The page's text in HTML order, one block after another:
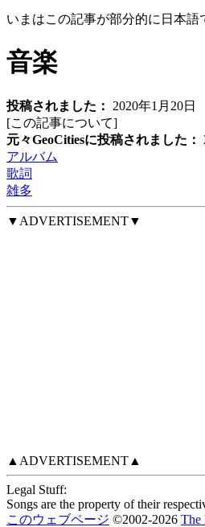
いまはこの記事が部分的に日本語
音楽
投稿されました：
2020年1月20日
[この記事について]
元々GeoCitiesに投稿されました：
アルバム
歌詞
雑多
▼ADVERTISEMENT▼
▲ADVERTISEMENT▲
Legal Stuff:
Songs are the property of their
このウェブページ ©2002-2026 The